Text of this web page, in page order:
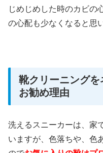
じめじめした時のカビの
の心配も少なくなると思
靴クリーニング
お勧め理由
洗えるスニーカーは、家
いますが、色落ちや、色